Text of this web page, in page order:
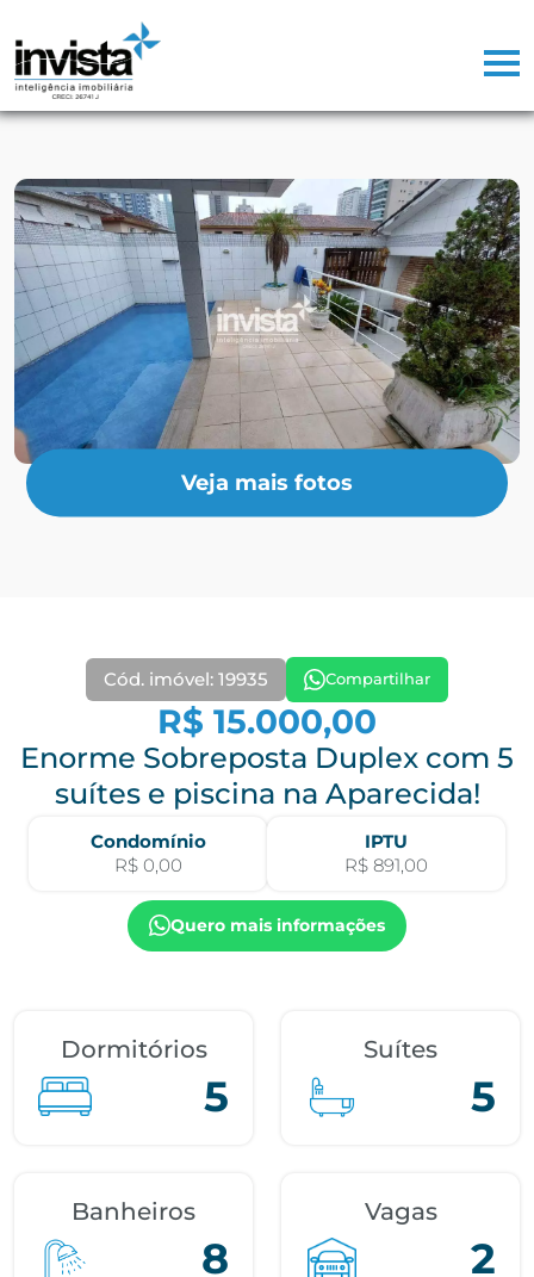
Veja mais fotos
Cód. imóvel: 19935 Compartilhar
R$ 15.000,00
Enorme Sobreposta Duplex com 5
suítes e piscina na Aparecida!
Condomínio
R$ 0,00
IPTU
R$ 891,00
Quero mais informações
Dormitórios
5
Suítes
5
Banheiros
8
Vagas
2